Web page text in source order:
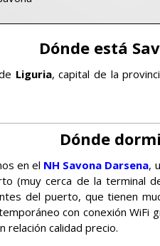
Dónde está
Liguria, capital de la
Dónde
en el NH Savona Darsena,
(muy cerca de la terminal
del puerto, que tienen
con conexión WiFi
relación calidad precio.